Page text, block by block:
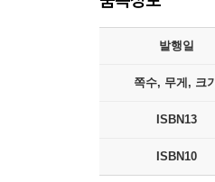
발행일
쪽수, 무게, 크기
ISBN13
ISBN10